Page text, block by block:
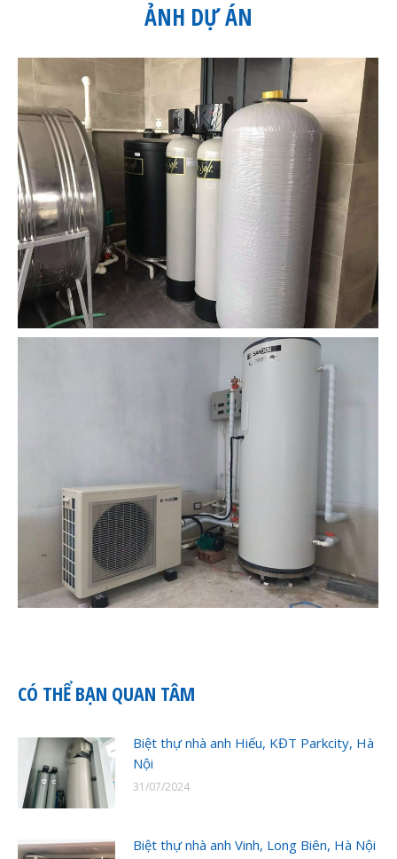
ẢNH DỰ ÁN
CÓ THỂ BẠN QUAN TÂM
Biệt thự nhà anh Hiếu, KĐT Parkcity, Hà
Nội
31/07/2024
Biệt thự nhà anh Vinh, Long Biên, Hà Nội